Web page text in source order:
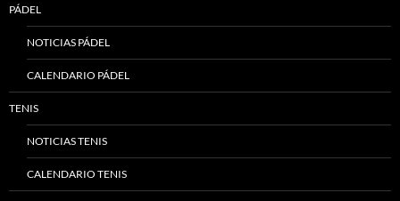
PÁDEL
NOTICIAS PÁDEL
CALENDARIO PÁDEL
TENIS
NOTICIAS TENIS
CALENDARIO TENIS